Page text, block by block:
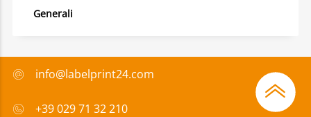
Generali
info@labelprint24.com
+39 029 71 32 210